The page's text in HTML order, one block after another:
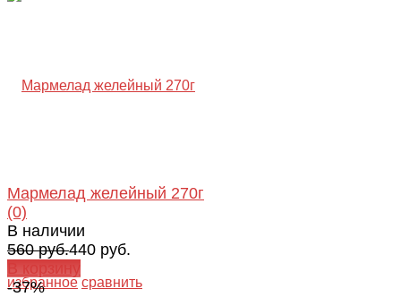
избранное сравнить
Мармелад желейный 270г
(0)
В наличии
560 руб.440 руб.
В корзину
-37%